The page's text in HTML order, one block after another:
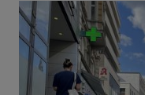
Ein Unzustand und